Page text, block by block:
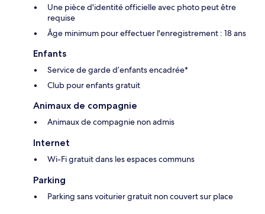
Une pièce d'identité officielle avec photo peut être
requise
Âge minimum pour effectuer l'enregistrement : 18 ans
Enfants
Service de garde d’enfants encadrée*
Club pour enfants gratuit
Animaux de compagnie
Animaux de compagnie non admis
Internet
Wi-Fi gratuit dans les espaces communs
Parking
Parking sans voiturier gratuit non couvert sur place